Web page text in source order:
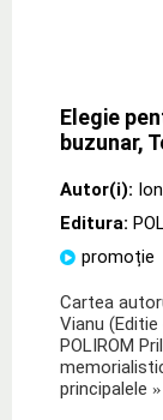
Elegie
buzunar,
Autor(i):
Editura:
promoție
Cartea
Vianu
POLIROM
principalele